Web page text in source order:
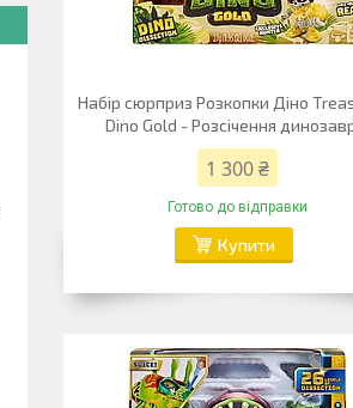
Набір сюрприз Розкопки Діно
Dino Gold - Розсічення
1 300 ₴
Готово до відправки
Купити